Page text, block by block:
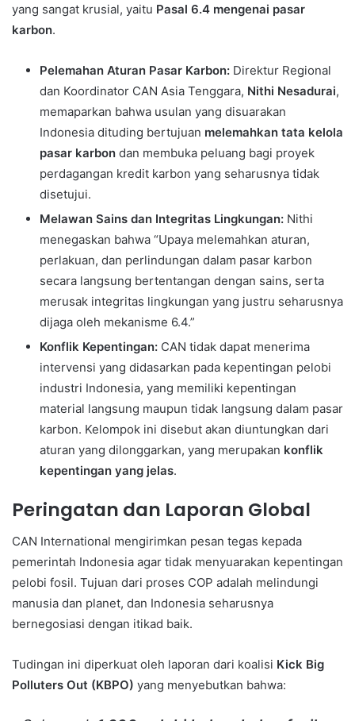
yang sangat krusial, yaitu Pasal 6.4 mengenai pasar
karbon.
Pelemahan Aturan Pasar Karbon: Direktur Regional
dan Koordinator CAN Asia Tenggara, Nithi Nesadurai,
memaparkan bahwa usulan yang disuarakan
Indonesia dituding bertujuan melemahkan tata kelola
pasar karbon dan membuka peluang bagi proyek
perdagangan kredit karbon yang seharusnya tidak
disetujui.
Melawan Sains dan Integritas Lingkungan: Nithi
menegaskan bahwa “Upaya melemahkan aturan,
perlakuan, dan perlindungan dalam pasar karbon
secara langsung bertentangan dengan sains, serta
merusak integritas lingkungan yang justru seharusnya
dijaga oleh mekanisme 6.4.”
Konflik Kepentingan: CAN tidak dapat menerima
intervensi yang didasarkan pada kepentingan pelobi
industri Indonesia, yang memiliki kepentingan
material langsung maupun tidak langsung dalam pasar
karbon. Kelompok ini disebut akan diuntungkan dari
aturan yang dilonggarkan, yang merupakan konflik
kepentingan yang jelas.
Peringatan dan Laporan Global
CAN International mengirimkan pesan tegas kepada
pemerintah Indonesia agar tidak menyuarakan kepentingan
pelobi fosil. Tujuan dari proses COP adalah melindungi
manusia dan planet, dan Indonesia seharusnya
bernegosiasi dengan itikad baik.
Tudingan ini diperkuat oleh laporan dari koalisi Kick Big
Polluters Out (KBPO) yang menyebutkan bahwa: